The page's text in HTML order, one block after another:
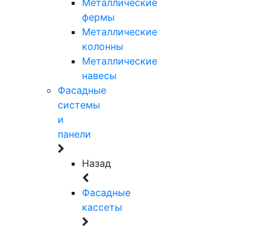
фермы
Металлические
колонны
Металлические
навесы
Фасадные
системы
и
панели
Назад
Фасадные
кассеты